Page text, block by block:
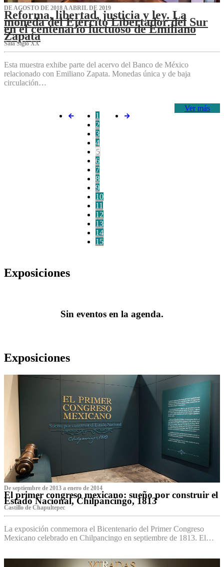
DE AGOSTO DE 2018 A ABRIL DE 2019
Reforma, libertad, justicia y ley. La
moneda del Ejército Libertador del Sur
en el centenario luctuoso de Emiliano
Zapata
Sala Siglo XX
Esta muestra exhibe parte del acervo del Banco de México
relacionado con Emiliano Zapata. Monedas única y de baja
circulación…
Ver más
1
2
3
4
5
6
7
8
9
10
11
12
13
14
15
Exposiciones
Sin eventos en la agenda.
Exposiciones
De septiembre de 2013 a enero de 2014
El primer congreso mexicano: sueño por construir el
Estado Nacional, Chilpancingo, 1813
Castillo de Chapultepec
La exposición conmemora el Bicentenario del Primer Congreso
Mexicano celebrado en Chilpancingo en septiembre de 1813. El…